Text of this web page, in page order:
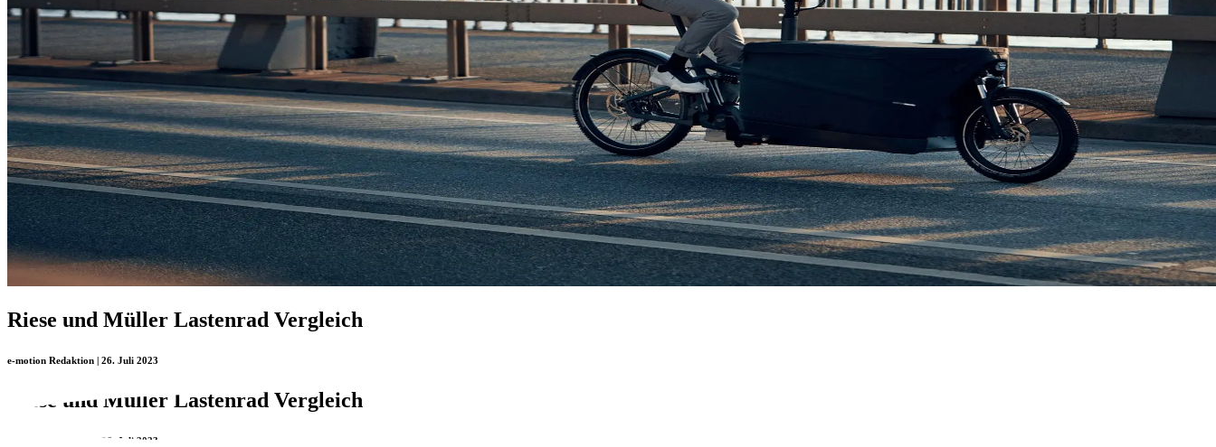
Riese und Müller Lastenrad Vergleich
e-motion Redaktion | 26. Juli 2023
Riese und Müller Lastenrad Vergleich
e-motion Redaktion | 26. Juli 2023